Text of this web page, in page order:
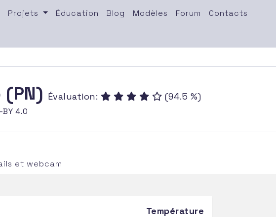
Projets Éducation Blog Modèles Forum
Contacts
Évaluation: (94.5 %)
BY 4.0
et webcam
Température